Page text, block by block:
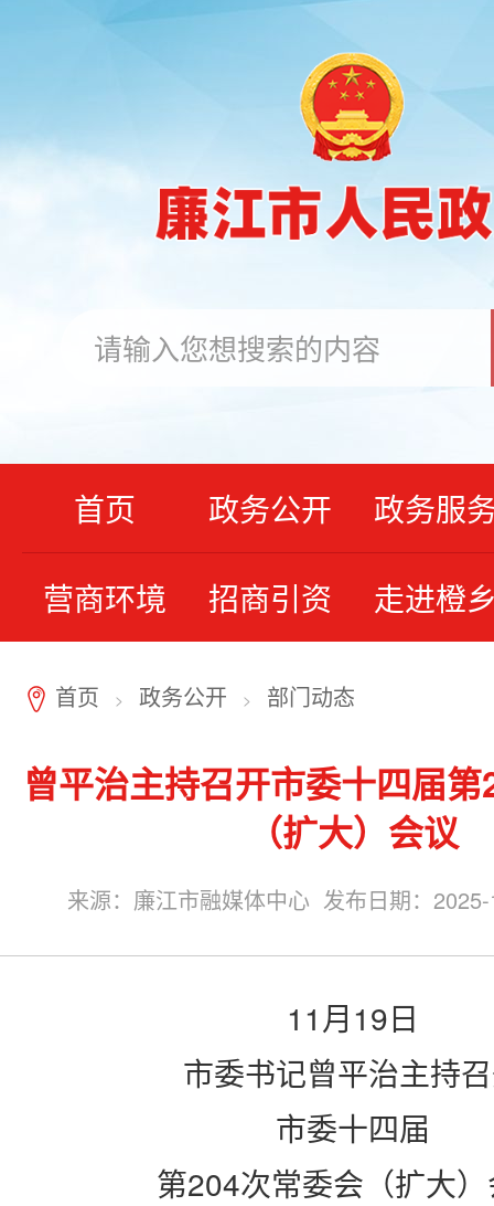
首页 政务公开 政务服
营商环境 招商引资 走进橙
7 首页 > 政务公开 > 部门动态
曾平治主持召开市委十四届
（扩大）会议
来源：廉江市融媒体中心 发布日期：
11 月19日
市委书记曾平治主持
市委十四届
第204次常委会（扩大